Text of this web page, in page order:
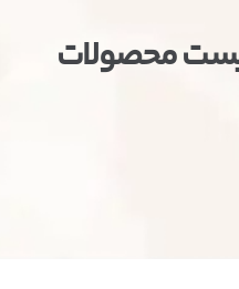
محصولات